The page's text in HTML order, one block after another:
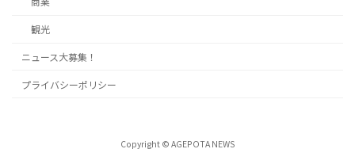
観光
ニュース大募集！
プライバシーポリシー
Copyright © AGEPOTA NEWS